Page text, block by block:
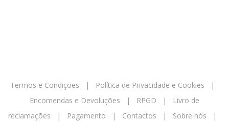
Termos e Condições | Política de Privacidade e Cookies |
Encomendas e Devoluções | RPGD |
Livro de
reclamações | Pagamento | Contactos | Sobre nós |